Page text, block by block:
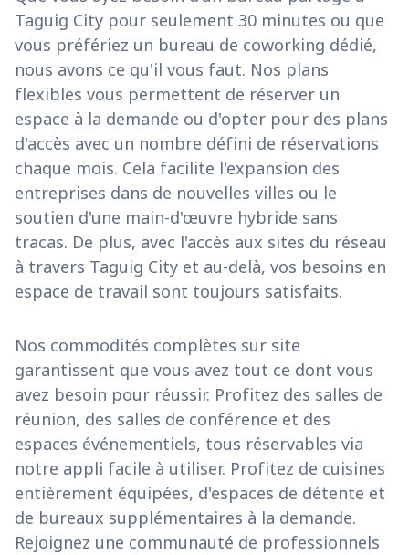
Taguig City pour seulement 30 minutes ou que
vous préfériez un bureau de coworking dédié,
nous avons ce qu'il vous faut. Nos plans
flexibles vous permettent de réserver un
espace à la demande ou d'opter pour des plans
d'accès avec un nombre défini de réservations
chaque mois. Cela facilite l'expansion des
entreprises dans de nouvelles villes ou le
soutien d'une main-d'œuvre hybride sans
tracas. De plus, avec l'accès aux sites du réseau
à travers Taguig City et au-delà, vos besoins en
espace de travail sont toujours satisfaits.
Nos commodités complètes sur site
garantissent que vous avez tout ce dont vous
avez besoin pour réussir. Profitez des salles de
réunion, des salles de conférence et des
espaces événementiels, tous réservables via
notre appli facile à utiliser. Profitez de cuisines
entièrement équipées, d'espaces de détente et
de bureaux supplémentaires à la demande.
Rejoignez une communauté de professionnels